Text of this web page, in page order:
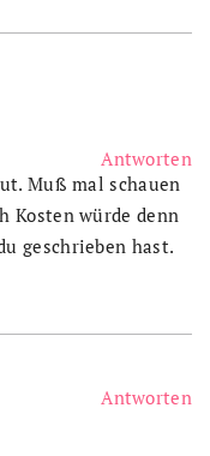
Muß mal schauen
Kosten würde denn
geschrieben hast.
Antworten
Antworten